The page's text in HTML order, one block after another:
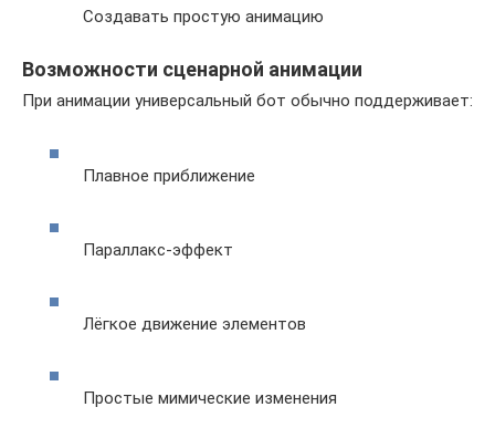
Создавать простую анимацию
Возможности сценарной анимации
При анимации универсальный бот обычно поддерживает:
Плавное приближение
Параллакс-эффект
Лёгкое движение элементов
Простые мимические изменения